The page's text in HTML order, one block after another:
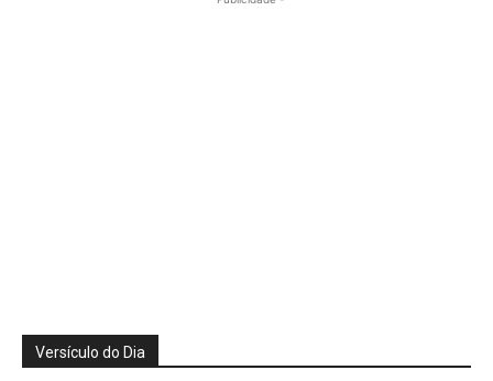
Versículo do Dia